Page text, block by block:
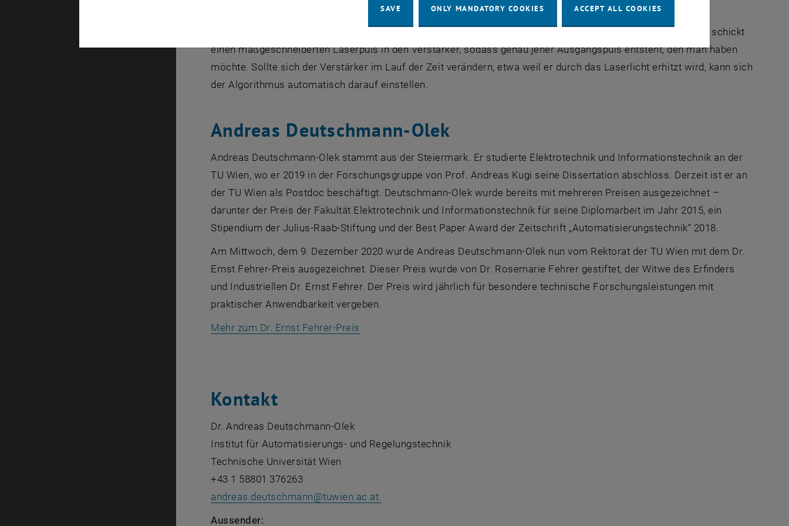
Olek am Institut für Automatisierungs- und Regelungstechnik entwickelt. Sein Algorithmus reagiert auf die
gemessene Form des erzeugten Pulses und passt den darauffolgenden Eingangspuls entsprechend an. Man schickt
einen maßgeschneiderten Laserpuls in den Verstärker, sodass genau jener Ausgangspuls entsteht, den man haben
möchte. Sollte sich der Verstärker im Lauf der Zeit verändern, etwa weil er durch das Laserlicht erhitzt wird, kann sich
der Algorithmus automatisch darauf einstellen.
Andreas Deutschmann-Olek
Andreas Deutschmann-Olek stammt aus der Steiermark. Er studierte Elektrotechnik und Informationstechnik an der
TU Wien, wo er 2019 in der Forschungsgruppe von Prof. Andreas Kugi seine Dissertation abschloss. Derzeit ist er an
der TU Wien als Postdoc beschäftigt. Deutschmann-Olek wurde bereits mit mehreren Preisen ausgezeichnet –
darunter der Preis der Fakultät Elektrotechnik und Informationstechnik für seine Diplomarbeit im Jahr 2015, ein
Stipendium der Julius-Raab-Stiftung und der Best Paper Award der Zeitschrift „Automatisierungstechnik“ 2018.
Am Mittwoch, dem 9. Dezember 2020 wurde Andreas Deutschmann-Olek nun vom Rektorat der TU Wien mit dem Dr.
Ernst Fehrer-Preis ausgezeichnet. Dieser Preis wurde von Dr. Rosemarie Fehrer gestiftet, der Witwe des Erfinders
und Industriellen Dr. Ernst Fehrer. Der Preis wird jährlich für besondere technische Forschungsleistungen mit
praktischer Anwendbarkeit vergeben.
Mehr zum Dr. Ernst Fehrer-Preis
Kontakt
Dr. Andreas Deutschmann-Olek
Institut für Automatisierungs- und Regelungstechnik
Technische Universität Wien
+43 1 58801 376263
andreas.deutschmann@tuwien.ac.at
Aussender:
SAVE ONLY MANDATORY COOKIES ACCEPT ALL COOKIES